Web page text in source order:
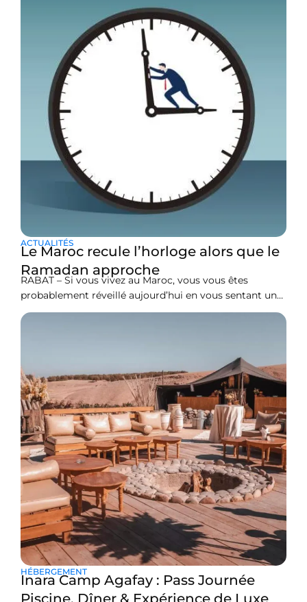
ACTUALITÉS
Le Maroc recule l’horloge alors que le
Ramadan approche
RABAT – Si vous vivez au Maroc, vous vous êtes
probablement réveillé aujourd’hui en vous sentant un
peu plus reposé. À 3h00 du matin le dimanche 15
février, tout le pays a officiellement reculé ses horloges
HÉBERGEMENT
Inara Camp Agafay : Pass Journée